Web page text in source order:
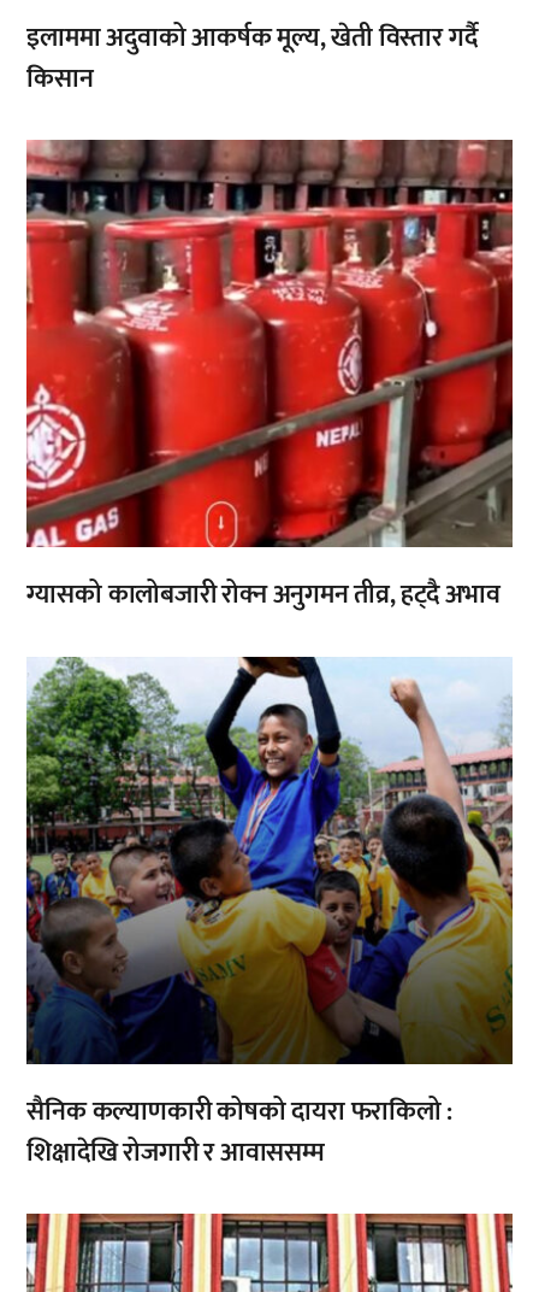
इलाममा अदुवाको आकर्षक मूल्य, खेती विस्तार गर्दै
किसान
,
ग्यासको कालोबजारी रोक्न अनुगमन तीव्र, हट्दै अभाव
,
सैनिक कल्याणकारी कोषको दायरा फराकिलो :
शिक्षादेखि रोजगारी र आवाससम्म
,